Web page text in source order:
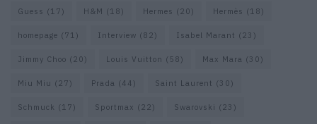
Guess (17) H&M (18) Hermes (20) Hermès (18)
homepage (71) Interview (82) Isabel Marant (23)
Jimmy Choo (20) Louis Vuitton (58) Max Mara (30)
Miu Miu (27) Prada (44) Saint Laurent (30)
Schmuck (17) Sportmax (22) Swarovski (23)